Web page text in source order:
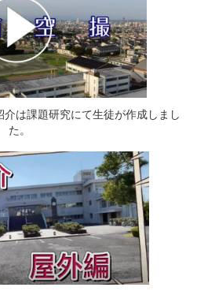
は課題研究にて生徒が作成しまし
た。